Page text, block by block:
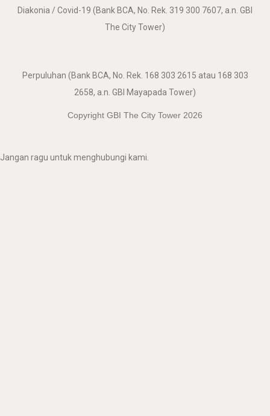
Diakonia / Covid-19 (Bank BCA, No. Rek. 319 300 7607, a.n. GBI
The City Tower)
Perpuluhan (Bank BCA, No. Rek. 168 303 2615 atau 168 303
2658, a.n. GBI Mayapada Tower)
Copyright GBI The City Tower 2026
Jangan ragu untuk menghubungi kami.